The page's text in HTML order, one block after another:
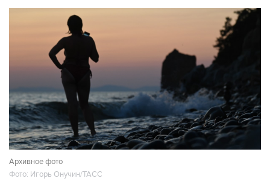
Архивное фото
Фото: Игорь Онучин/ТАСС